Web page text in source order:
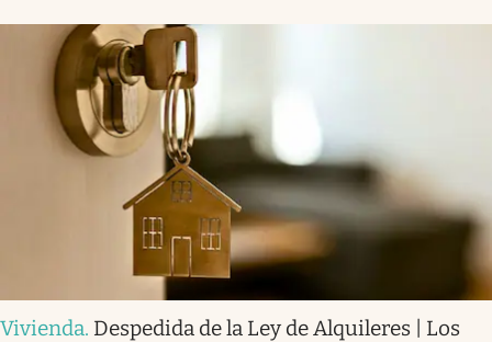
Vivienda. Despedida de la Ley de Alquileres | Los